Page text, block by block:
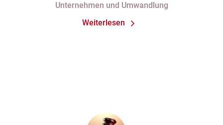
Eintragung im Handelsregister
Unternehmen und Umwandlung
Weiterlesen